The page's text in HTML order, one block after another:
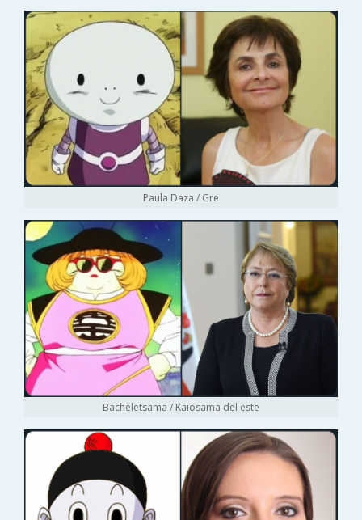
Paula Daza / Gre
Bacheletsama / Kaiosama del este